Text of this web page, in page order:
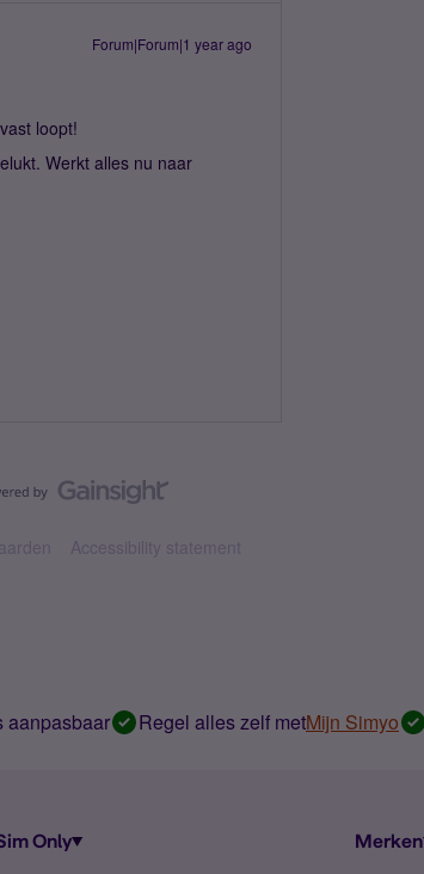
Forum|Forum|1 year ago
loopt!
Werkt alles nu naar
Accessibility statement
aanpasbaar Regel alles zelf metMijn Simyo
Only Merken